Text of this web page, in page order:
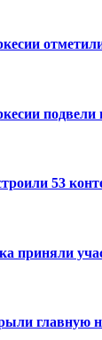
подвели
53
приняли
главную